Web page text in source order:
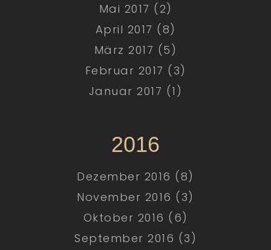
Mai 2017 (2)
April 2017 (8)
März 2017 (5)
Februar 2017 (3)
Januar 2017 (1)
2016
Dezember 2016 (8)
November 2016 (3)
Oktober 2016 (6)
September 2016 (3)